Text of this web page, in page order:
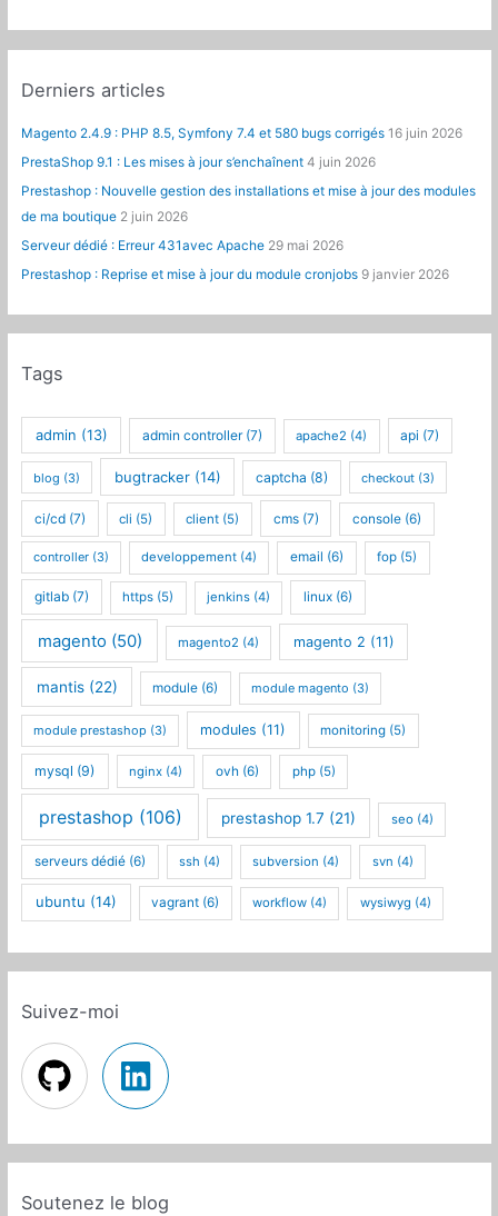
Derniers articles
Magento 2.4.9 : PHP 8.5, Symfony 7.4 et 580 bugs corrigés 16 juin 2026
PrestaShop 9.1 : Les mises à jour s’enchaînent 4 juin 2026
Prestashop : Nouvelle gestion des installations et mise à jour des modules
de ma boutique 2 juin 2026
Serveur dédié : Erreur 431avec Apache 29 mai 2026
Prestashop : Reprise et mise à jour du module cronjobs 9 janvier 2026
Tags
admin (13) admin controller(7) apache2 (4) api (7)
blog (3) bugtracker(14) captcha (8) checkout (3)
ci/cd (7) cli (5) client (5) cms(7) console (6)
controller (3) developpement (4) email (6) fop (5)
gitlab (7) https (5) jenkins (4) linux(6)
magento (50) magento2 (4) magento 2 (11)
mantis(22) module (6) module magento (3)
module prestashop (3) modules (11) monitoring (5)
mysql (9) nginx(4) ovh (6) php(5)
prestashop (106) prestashop 1.7 (21) seo(4)
serveurs dédié(6) ssh (4) subversion (4) svn (4)
ubuntu (14) vagrant (6) workflow (4) wysiwyg (4)
Suivez-moi
Soutenez le blog